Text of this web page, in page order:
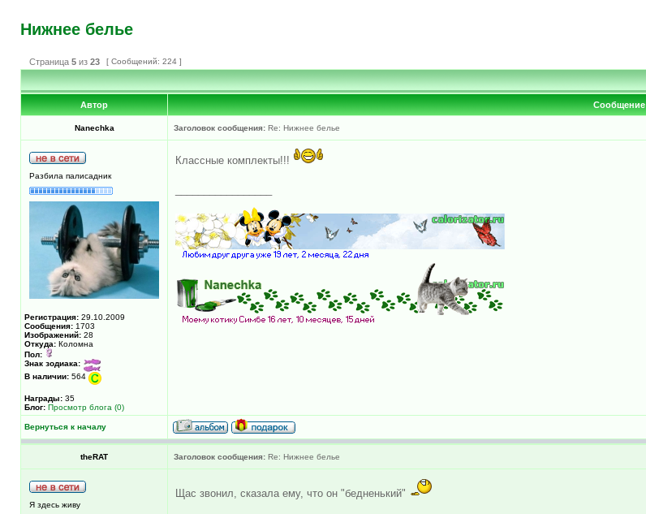
Нижнее белье
Страница 5 из 23 [ Сообщений: 224 ]
Автор Сообщение
Nanechka Заголовок сообщения: Re: Нижнее белье
Разбила палисадник
Регистрация: 29.10.2009
Сообщения: 1703
Изображений: 28
Откуда: Коломна
Пол:
Знак зодиака:
В наличии: 564
Награды: 35
Блог: Просмотр блога (0)
Классные комплекты!!!
Вернуться к началу
theRAT Заголовок сообщения: Re: Нижнее белье
Я здесь живу
Щас звонил, сказала ему, что он "бедненький"